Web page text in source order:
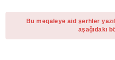
Bu məqaləyə aid şərhlər
aşağıdakı